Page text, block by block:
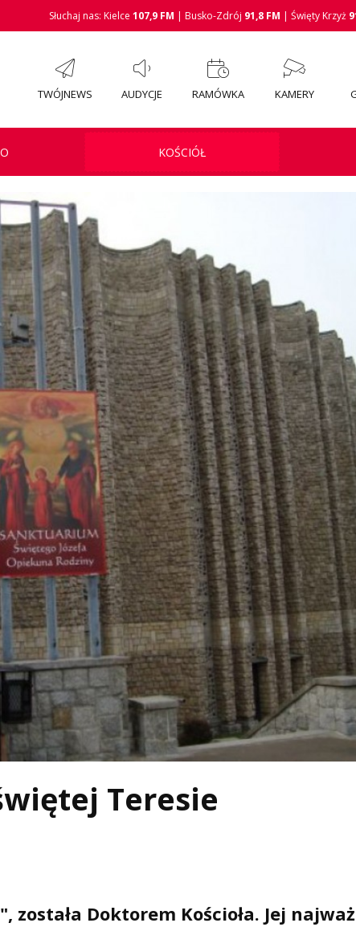
Słuchaj nas: Kielce 107,9 FM | Busko-Zdrój 91,8 FM | Święty Krzyż
TWÓJNEWS AUDYCJE RAMÓWKA KAMERY
KOŚCIÓŁ
Teresie
została Doktorem Kościoła. Jej